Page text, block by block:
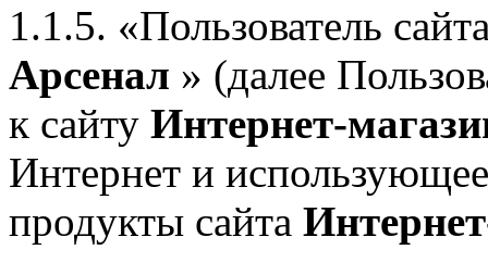
1.1.5. «Пользователь
Арсенал » (далее
к сайту Интернет-
Интернет и
продукты сайта